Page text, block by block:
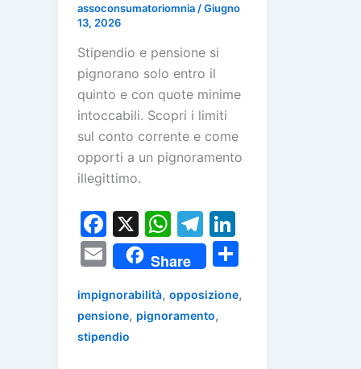
assoconsumatoriomnia /Giugno
13, 2026
Stipendio e pensione si
pignorano solo entro il
quinto e con quote minime
intoccabili. Scopri i limiti
sul conto corrente e come
opporti a un pignoramento
illegittimo.
F
a
c
e
b
X
W
h
at
s
A
T
el
e
gr
a
n
k
e
E
m
ai
l
Share
n
impignorabilità, opposizione,
pensione, pignoramento,
stipendio